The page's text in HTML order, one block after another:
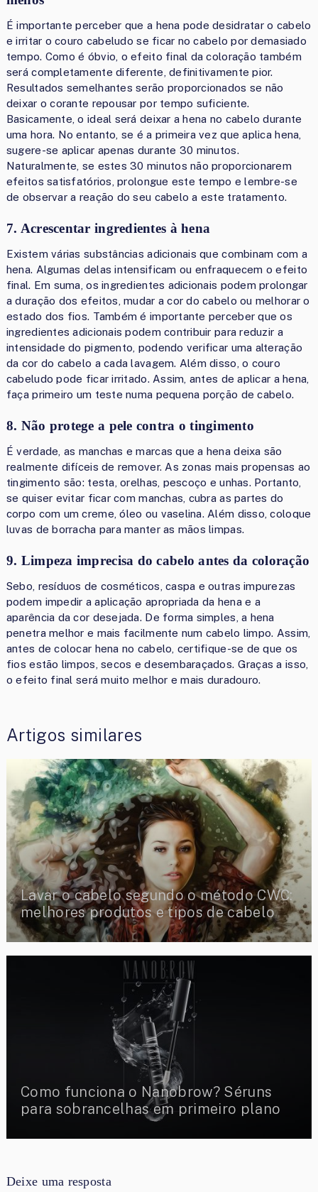
É importante perceber que a hena pode desidratar o cabelo
e irritar o couro cabeludo se ficar no cabelo por demasiado
tempo. Como é óbvio, o efeito final da coloração também
será completamente diferente, definitivamente pior.
Resultados semelhantes serão proporcionados se não
deixar o corante repousar por tempo suficiente.
Basicamente, o ideal será deixar a hena no cabelo durante
uma hora. No entanto, se é a primeira vez que aplica hena,
sugere-se aplicar apenas durante 30 minutos.
Naturalmente, se estes 30 minutos não proporcionarem
efeitos satisfatórios, prolongue este tempo e lembre-se
de observar a reação do seu cabelo a este tratamento.
7. Acrescentar ingredientes à hena
Existem várias substâncias adicionais que combinam com a
hena. Algumas delas intensificam ou enfraquecem o efeito
final. Em suma, os ingredientes adicionais podem prolongar
a duração dos efeitos, mudar a cor do cabelo ou melhorar o
estado dos fios. Também é importante perceber que os
ingredientes adicionais podem contribuir para reduzir a
intensidade do pigmento, podendo verificar uma alteração
da cor do cabelo a cada lavagem. Além disso, o couro
cabeludo pode ficar irritado. Assim, antes de aplicar a hena,
faça primeiro um teste numa pequena porção de cabelo.
8. Não protege a pele contra o tingimento
É verdade, as manchas e marcas que a hena deixa são
realmente difíceis de remover. As zonas mais propensas ao
tingimento são: testa, orelhas, pescoço e unhas. Portanto,
se quiser evitar ficar com manchas, cubra as partes do
corpo com um creme, óleo ou vaselina. Além disso, coloque
luvas de borracha para manter as mãos limpas.
9. Limpeza imprecisa do cabelo antes da coloração
Sebo, resíduos de cosméticos, caspa e outras impurezas
podem impedir a aplicação apropriada da hena e a
aparência da cor desejada. De forma simples, a hena
penetra melhor e mais facilmente num cabelo limpo. Assim,
antes de colocar hena no cabelo, certifique-se de que os
fios estão limpos, secos e desembaraçados. Graças a isso,
o efeito final será muito melhor e mais duradouro.
Artigos similares
Lavar o cabelo segundo o método CWC:
melhores produtos e tipos de cabelo
Como funciona o Nanobrow? Séruns
para sobrancelhas em primeiro plano
Deixe uma resposta